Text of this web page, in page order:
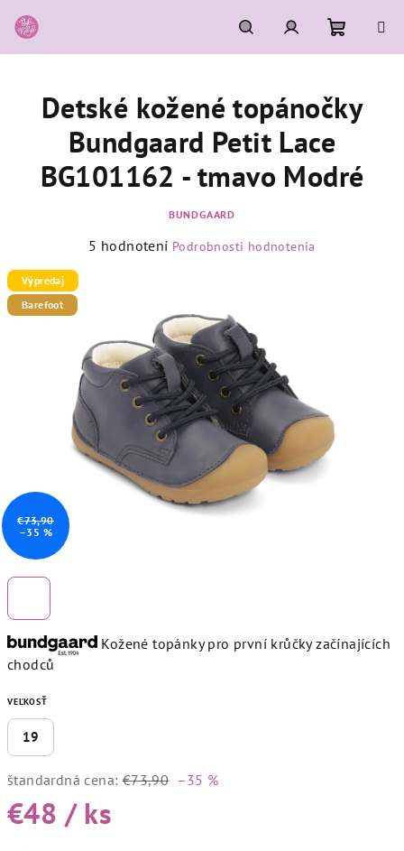
na
obsah
HľadaťPrihlásenie
košík
Kožené topánky pro první krůčky začínajících
chodců
VEĽKOSŤ
19
štandardná cena: €73,90 –35 %
€48 / ks
Detské kožené topánočky
Bundgaard Petit Lace
BG101162 - tmavo Modré
BUNDGAARD
Priemerné
5
hviezdičiek.
5 hodnotení Podrobnosti hodnotenia
Výpredaj
Barefoot
€73,90
–35 %